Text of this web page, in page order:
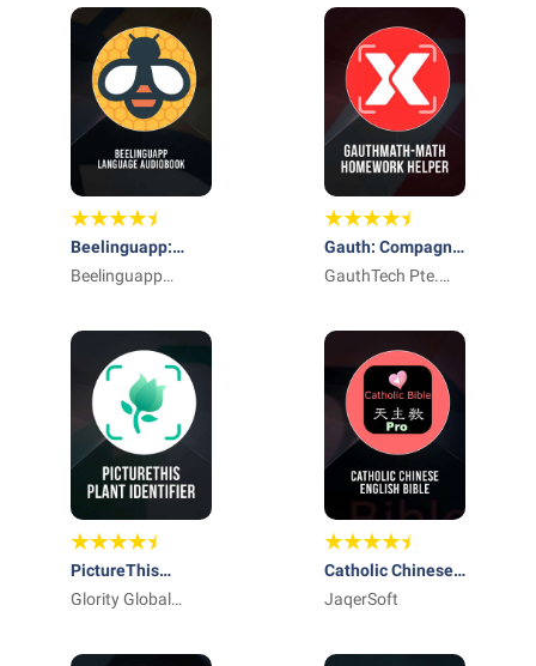
Beelinguapp:
impara l'inglese
Beelinguapp
Gauth: Compagno
di Studio IA
GauthTech Pte.
PictureThis
Identificar Planta
Glority Global
Catholic Chinese
English Bible
JaqerSoft